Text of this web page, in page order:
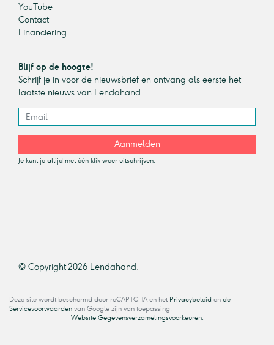
YouTube
Contact
Financiering
Blijf op de hoogte!
Schrijf je in voor de nieuwsbrief en ontvang als eerste het
laatste nieuws van Lendahand.
Aanmelden
Je kunt je altijd met één klik weer uitschrijven.
© Copyright 2026 Lendahand.
Deze site wordt beschermd door reCAPTCHA en het Privacybeleid en de
Servicevoorwaarden van Google zijn van toepassing.
Website Gegevensverzamelingsvoorkeuren.